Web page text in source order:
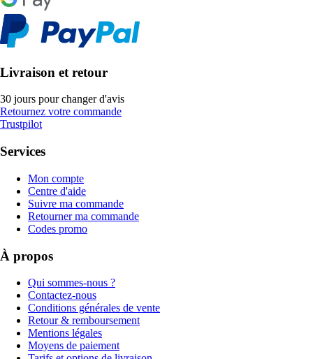
Livraison et retour
30 jours pour changer d'avis
Retournez votre commande
Trustpilot
Services
Mon compte
Centre d'aide
Suivre ma commande
Retourner ma commande
Codes promo
À propos
Qui sommes-nous ?
Contactez-nous
Conditions générales de vente
Retour & remboursement
Mentions légales
Moyens de paiement